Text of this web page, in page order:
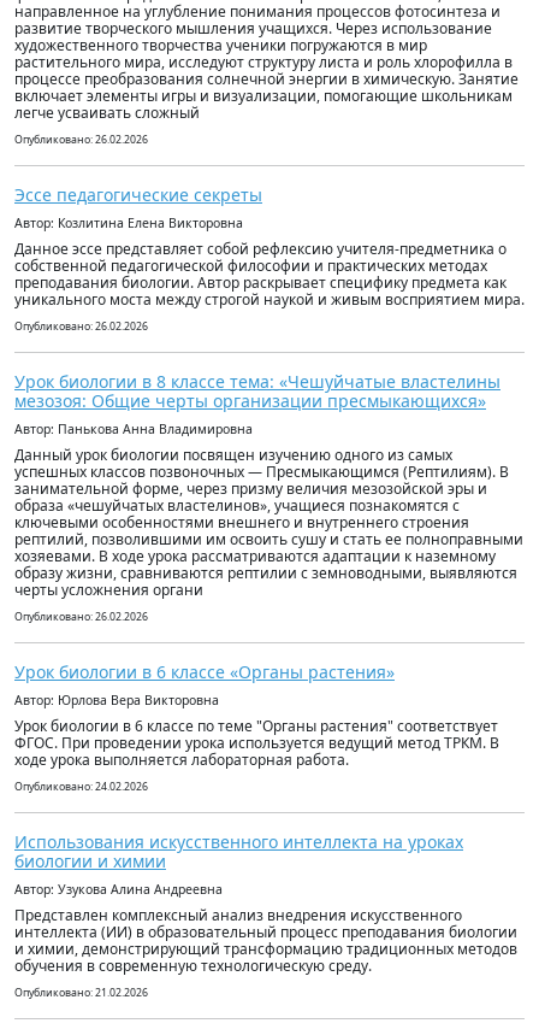
направленное на углубление понимания процессов фотосинтеза и
развитие творческого мышления учащихся. Через использование
художественного творчества ученики погружаются в мир
растительного мира, исследуют структуру листа и роль хлорофилла в
процессе преобразования солнечной энергии в химическую. Занятие
включает элементы игры и визуализации, помогающие школьникам
легче усваивать сложный
Опубликовано: 26.02.2026
Эссе педагогические секреты
Автор: Козлитина Елена Викторовна
Данное эссе представляет собой рефлексию учителя-предметника о
собственной педагогической философии и практических методах
преподавания биологии. Автор раскрывает специфику предмета как
уникального моста между строгой наукой и живым восприятием мира.
Опубликовано: 26.02.2026
Урок биологии в 8 классе тема: «Чешуйчатые властелины
мезозоя: Общие черты организации пресмыкающихся»
Автор: Панькова Анна Владимировна
Данный урок биологии посвящен изучению одного из самых
успешных классов позвоночных — Пресмыкающимся (Рептилиям). В
занимательной форме, через призму величия мезозойской эры и
образа «чешуйчатых властелинов», учащиеся познакомятся с
ключевыми особенностями внешнего и внутреннего строения
рептилий, позволившими им освоить сушу и стать ее полноправными
хозяевами. В ходе урока рассматриваются адаптации к наземному
образу жизни, сравниваются рептилии с земноводными, выявляются
черты усложнения органи
Опубликовано: 26.02.2026
Урок биологии в 6 классе «Органы растения»
Автор: Юрлова Вера Викторовна
Урок биологии в 6 классе по теме "Органы растения" соответствует
ФГОС. При проведении урока используется ведущий метод ТРКМ. В
ходе урока выполняется лабораторная работа.
Опубликовано: 24.02.2026
Использования искусственного интеллекта на уроках
биологии и химии
Автор: Узукова Алина Андреевна
Представлен комплексный анализ внедрения искусственного
интеллекта (ИИ) в образовательный процесс преподавания биологии
и химии, демонстрирующий трансформацию традиционных методов
обучения в современную технологическую среду.
Опубликовано: 21.02.2026